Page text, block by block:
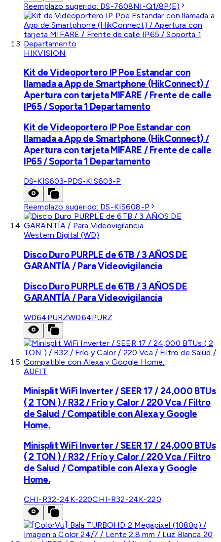
Reemplazo sugerido: DS-7608NI-Q1/8P(E)
HIKVISION
Kit de Videoportero IP Poe Estandar con
llamada a App de Smartphone (HikConnect) /
Apertura con tarjeta MIFARE / Frente de calle
IP65 / Soporta 1 Departamento
Kit de Videoportero IP Poe Estandar con
llamada a App de Smartphone (HikConnect) /
Apertura con tarjeta MIFARE / Frente de calle
IP65 / Soporta 1 Departamento
DS-KIS603-PDS-KIS603-P
Reemplazo sugerido: DS-KIS608-P
Western Digital (WD)
Disco Duro PURPLE de 6TB / 3 AÑOS DE
GARANTÍA / Para Videovigilancia
Disco Duro PURPLE de 6TB / 3 AÑOS DE
GARANTÍA / Para Videovigilancia
WD64PURZWD64PURZ
AUFIT
Minisplit WiFi Inverter / SEER 17 / 24,000 BTUs
( 2 TON ) / R32 / Frío y Calor / 220 Vca / Filtro
de Salud / Compatible con Alexa y Google
Home.
Minisplit WiFi Inverter / SEER 17 / 24,000 BTUs
( 2 TON ) / R32 / Frío y Calor / 220 Vca / Filtro
de Salud / Compatible con Alexa y Google
Home.
CHI-R32-24K-220CHI-R32-24K-220